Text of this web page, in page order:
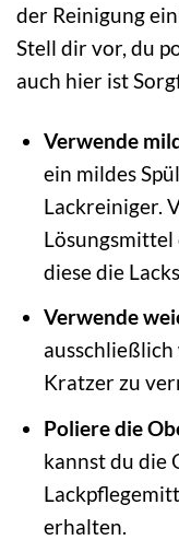
der Reinigung
Stell dir vor, du
auch hier ist
Verwende
ein mildes
Lackreiniger.
Lösungsmittel
diese die
Verwende
Kratzer zu
Poliere die
kannst du die
erhalten.